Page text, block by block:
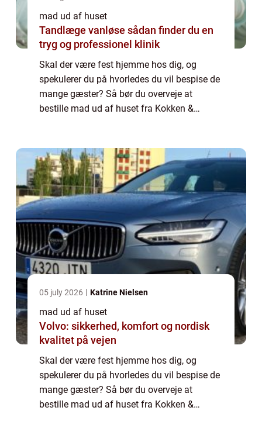
mad ud af huset
Tandlæge vanløse sådan finder du en
tryg og professionel klinik
Skal der være fest hjemme hos dig, og
spekulerer du på hvorledes du vil bespise de
mange gæster? Så bør du overveje at
bestille mad ud af huset fra Kokken &
05 july 2026 Katrine Nielsen
mad ud af huset
Volvo: sikkerhed, komfort og nordisk
kvalitet på vejen
Skal der være fest hjemme hos dig, og
spekulerer du på hvorledes du vil bespise de
mange gæster? Så bør du overveje at
bestille mad ud af huset fra Kokken &